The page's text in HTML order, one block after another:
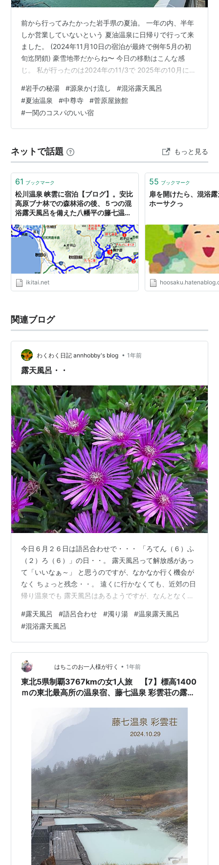
前から行ってみたかった岩手県の夏油。 一年の内、半年
しか営業していないという 夏油温泉に日帰りで行って来
ました。 (2024年11月10日の宿泊が最終で例年5月の初
旬迄閉鎖) 豪雪地帯だからね〜 今日の移動はこんな感
じ。 私が行ったのは2024年の11/3で 2025年の10月にシ
業は再開) 1年後にそんな事が起きるとも知らずに ワクワ
クしながら山道を走る。 10:00 夏油温泉 元湯夏油
www.motoyugeto.com 夏油(げとう)とは、 ①アイヌ由
来のグットオという言葉から来た。 ②夏の日差しで湯が
#岩手の秘湯 #源泉かけ流し #混浴露天風呂
#夏油温泉 #中尊寺 #菅原屋旅館
#一関のコスパのいい宿
ネットで話題 もっと見る
61 ブックマーク
松川温泉 峡雲に宿泊【ブログ】。安比
高原ブナ林での森林浴の後、５つの混
浴露天風呂を備えた八幡平の籐七温泉
からブクブク。 - 熟年夫婦の温泉旅日
記
ikitai.net
55 ブックマーク
扉を開けたら、混浴
ホーサクっ
関連ブログ
わくわく日記 annhobby's blog • 1年前
露天風呂・・
今日６月２６日は語呂合わせで・・・ 「ろてん（６）ふ
（２）ろ（６）」の日・・。 露天風呂って解放感があっ
て「いいなぁ～」 と思うのですが、なかなか行く機会が
なく ちょっと残念・・。 遠くに行かなくても、近郊の日
帰り温泉でも 露天風呂はあるようですが、なんとなく大
じてしまいます。 まあ、非日常の雰囲気も求めているの
かも 知れません。 大自然の、そして非日常・・なんてい
うと 混浴露天なんていうのもありかも、ですが まあ、無
理ですね。 残念ながら・・・。 最近はカレイと共に、あ
っちが痛い、こっ ちが痛い・なんていうのは、しょっち
ゅう。 こんな時、…
#露天風呂 #語呂合わせ #濁り湯 #温泉露天風呂
#混浴露天風呂
はちこのお一人様が行く • 1年前
東北5県制覇3767kmの女1人旅 【7】標高1400
ｍの東北最高所の温泉宿、藤七温泉 彩雲荘の露天